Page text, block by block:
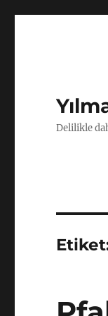
Delilikle